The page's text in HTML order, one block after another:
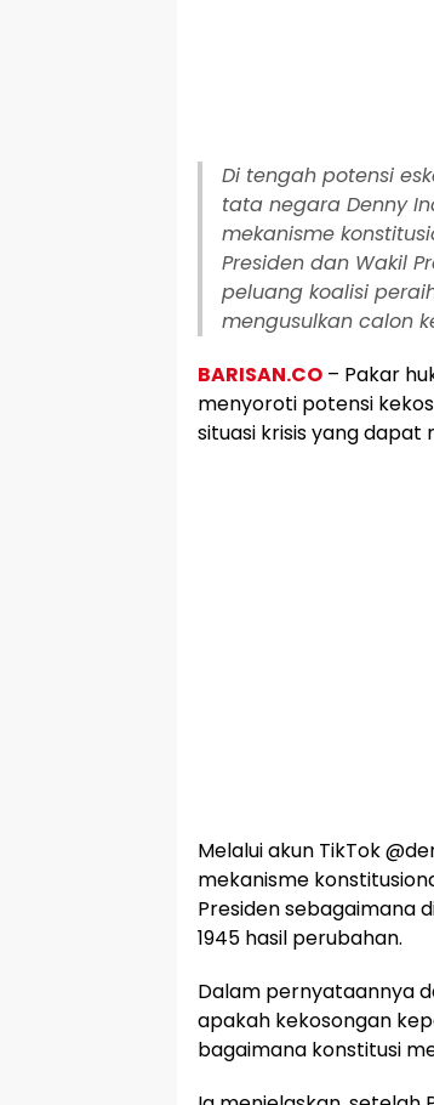
Di tengah potensi
tata negara Denny
mekanisme
Presiden dan Wakil
peluang koalisi
mengusulkan calon
BARISAN.CO – Pakar
menyoroti potensi
situasi krisis yang dapat
Melalui akun TikTok
mekanisme
Presiden sebagaimana
1945 hasil perubahan.
Dalam pernyataannya
apakah kekosongan
bagaimana konstitusi